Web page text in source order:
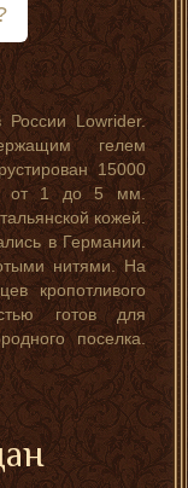
России Lowrider.
гелем
15000
от 1 до 5 мм.
кожей.
в Германии.
нитями. На
кропотливого
готов для
поселка.